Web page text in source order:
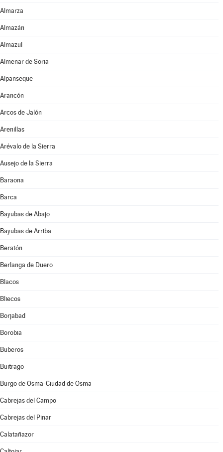
Almarza
Almazán
Almazul
Almenar de Soria
Alpanseque
Arancón
Arcos de Jalón
Arenillas
Arévalo de la Sierra
Ausejo de la Sierra
Baraona
Barca
Bayubas de Abajo
Bayubas de Arriba
Beratón
Berlanga de Duero
Blacos
Bliecos
Borjabad
Borobia
Buberos
Buitrago
Burgo de Osma-Ciudad de Osma
Cabrejas del Campo
Cabrejas del Pinar
Calatañazor